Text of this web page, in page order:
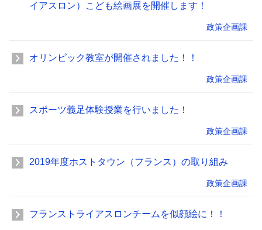
イアスロン）こども絵画展を開催します！
政策企画課
オリンピック教室が開催されました！！
政策企画課
スポーツ義足体験授業を行いました！
政策企画課
2019年度ホストタウン（フランス）の取り組み
政策企画課
フランストライアスロンチームを似顔絵に！！